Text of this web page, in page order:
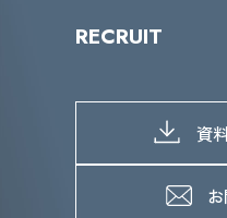
IRライブラリー
よくあるご質問
当グループのマ
SDGs推進体制
D&Iの取り組み
RECRUIT
募集職種一覧
メッセージ
メンバーインタ
資